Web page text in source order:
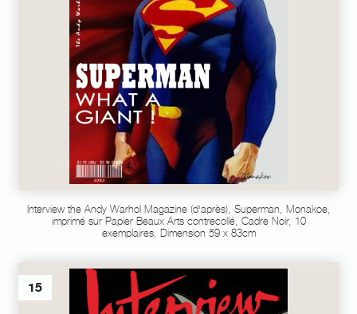
Interview the Andy Warhol Magazine (d'après), Superman, Monakoe,
imprimé sur Papier Beaux Arts contrecollé, Cadre Noir, 10
exemplaires, Dimension 59 x 83cm
15